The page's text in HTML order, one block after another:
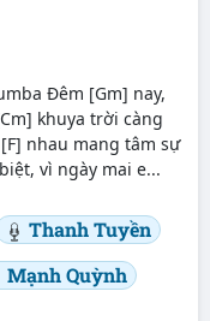
Đêm [Gm] nay,
khuya trời càng
nhau mang tâm sự
vì ngày mai e...
Thanh Tuyền
Mạnh Quỳnh